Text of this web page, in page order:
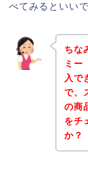
べてみるといい
ちな
ミー
入で
で、
の商
をチ
か？